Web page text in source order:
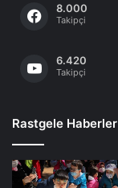
8.000
Takipçi
6.420
Takipçi
Rastgele Haberler